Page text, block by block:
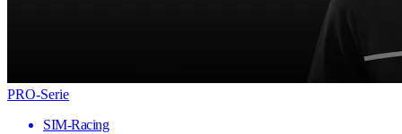
PRO-Serie
SIM-Racing